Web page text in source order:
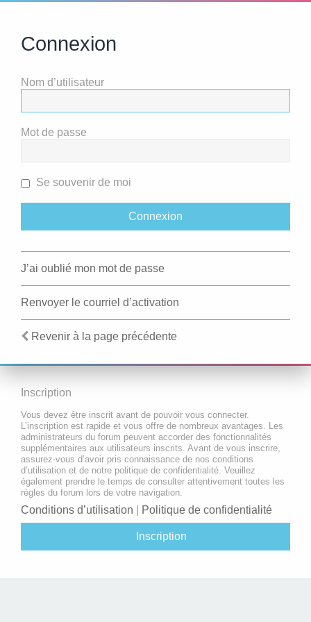
Connexion
Nom d’utilisateur
Mot de passe
Se souvenir de moi
J’ai oublié mon mot de passe
Renvoyer le courriel d’activation
Revenir à la page précédente
Inscription
Vous devez être inscrit avant de pouvoir vous connecter.
L’inscription est rapide et vous offre de nombreux avantages. Les
administrateurs du forum peuvent accorder des fonctionnalités
supplémentaires aux utilisateurs inscrits. Avant de vous inscrire,
assurez-vous d’avoir pris connaissance de nos conditions
d’utilisation et de notre politique de confidentialité. Veuillez
également prendre le temps de consulter attentivement toutes les
règles du forum lors de votre navigation.
Conditions d’utilisation Politique de confidentialité
Inscription